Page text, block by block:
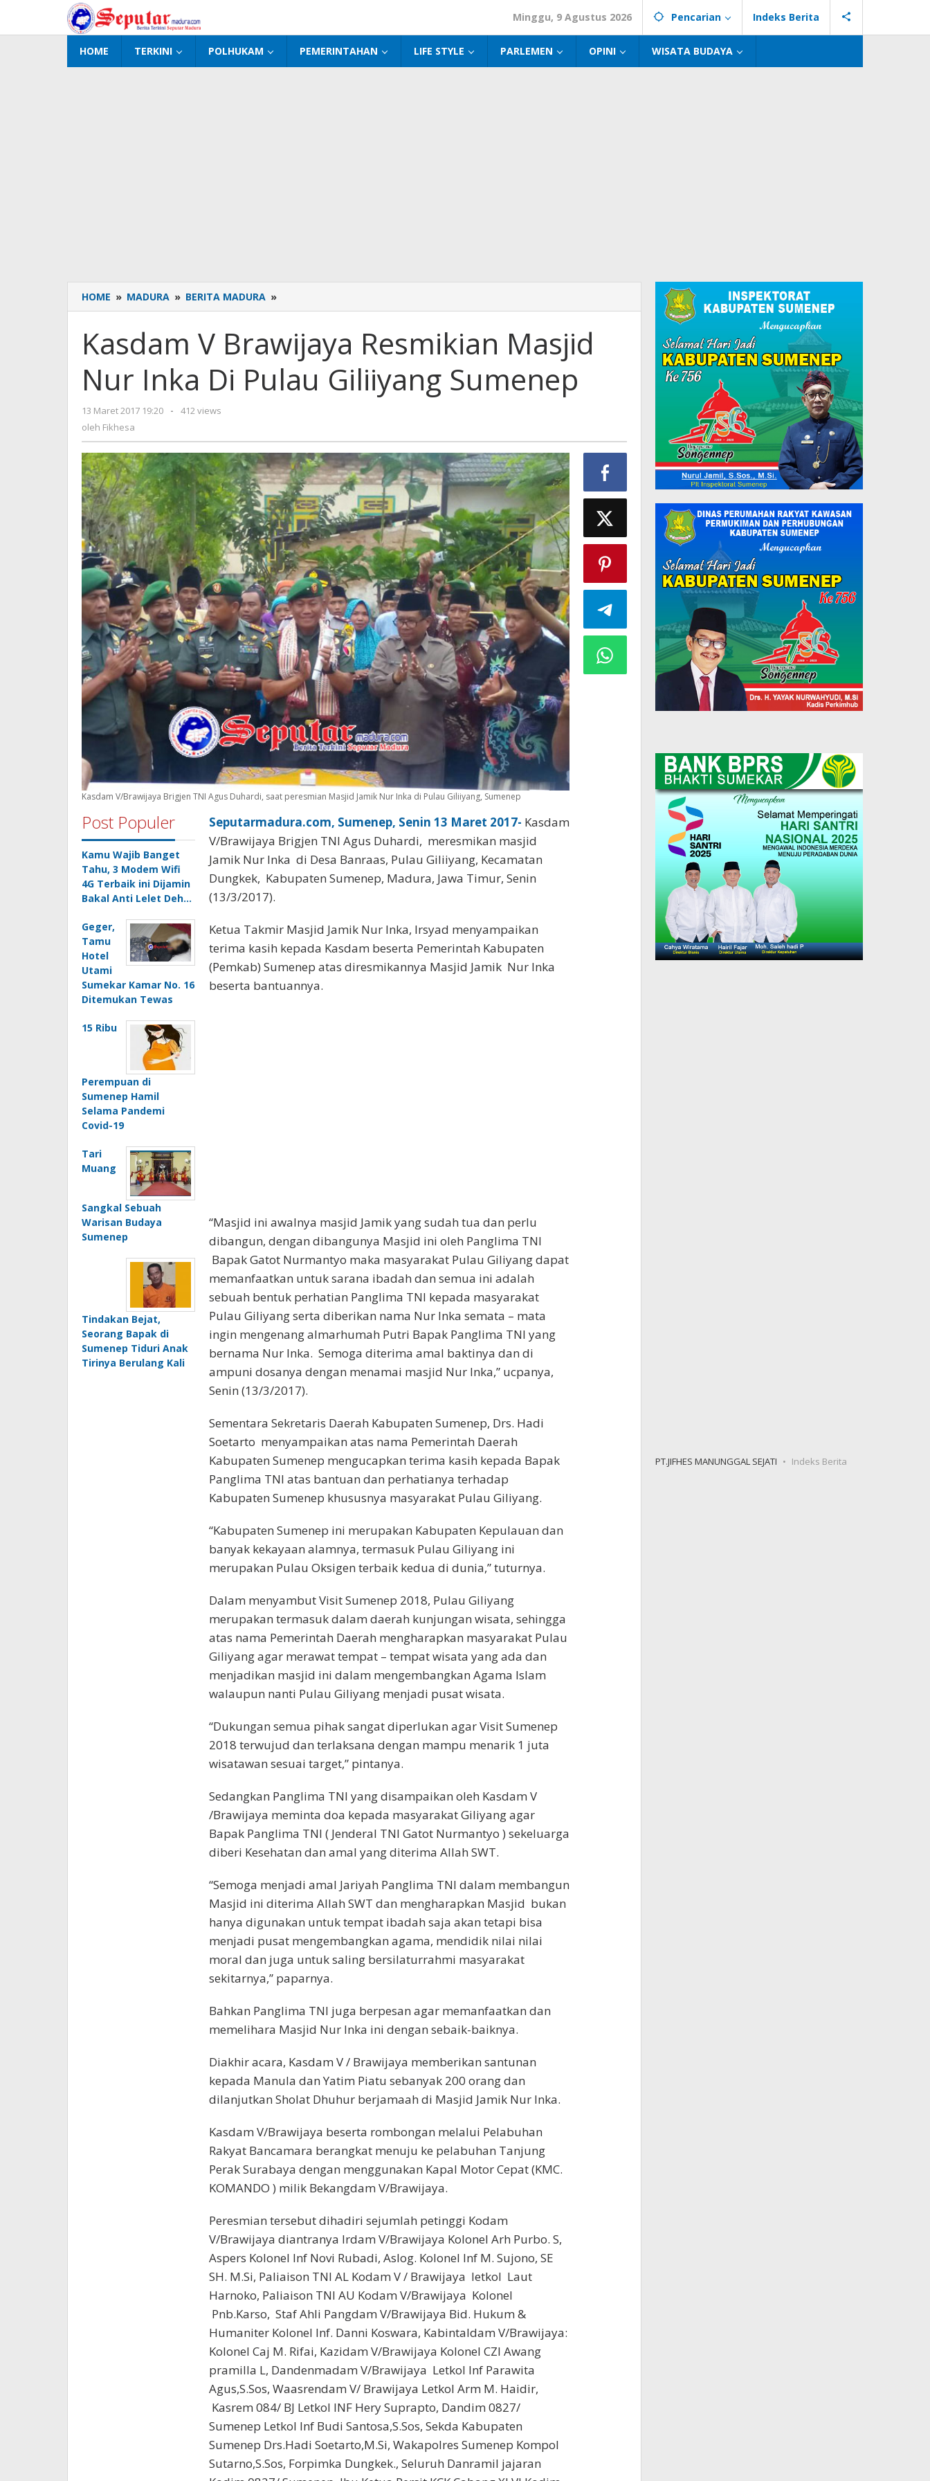
konten
Minggu, 9 Agustus 2026 Pencarian Indeks Berita
HOME TERKINI POLHUKAM PEMERINTAHAN LIFE STYLE PARLEMEN OPINI WISATA BUDAYA
HOME » MADURA » BERITA MADURA »
V
Resmikian
Masjid
Nur
Inka
Sumenep
Kasdam V Brawijaya Resmikian Masjid
Nur Inka Di Pulau Giliiyang Sumenep
13 Maret 2017 19:20
oleh
-
412 views
oleh Fikhesa
Kasdam V/Brawijaya Brigjen TNI Agus Duhardi, saat peresmian Masjid Jamik Nur Inka di Pulau Giliiyang, Sumenep
Post Populer
Kamu Wajib Banget
Tahu, 3 Modem Wifi
4G Terbaik ini Dijamin
Bakal Anti Lelet Deh…
Geger,
Tamu
Hotel
Utami
Sumekar Kamar No. 16
Ditemukan Tewas
15 Ribu
Perempuan di
Sumenep Hamil
Selama Pandemi
Covid-19
Tari
Muang
Sangkal Sebuah
Warisan Budaya
Sumenep
Tindakan Bejat,
Seorang Bapak di
Sumenep Tiduri Anak
Tirinya Berulang Kali
Seputarmadura.com, Sumenep, Senin 13 Maret 2017- Kasdam
V/Brawijaya Brigjen TNI Agus Duhardi, meresmikan masjid
Jamik Nur Inka di Desa Banraas, Pulau Giliiyang, Kecamatan
Dungkek, Kabupaten Sumenep, Madura, Jawa Timur, Senin
(13/3/2017).
‎Ketua Takmir Masjid Jamik Nur Inka, Irsyad menyampaikan
terima kasih kepada Kasdam beserta Pemerintah Kabupaten
(Pemkab) Sumenep atas diresmikannya Masjid Jamik Nur Inka
beserta bantuannya.
“Masjid ini awalnya masjid Jamik yang sudah tua dan perlu
dibangun, dengan dibangunya Masjid ini oleh Panglima TNI
Bapak Gatot Nurmantyo maka masyarakat Pulau Giliyang dapat
memanfaatkan untuk sarana ibadah dan semua ini adalah
sebuah bentuk perhatian Panglima TNI kepada masyarakat
Pulau Giliyang serta diberikan nama Nur Inka semata – mata
ingin mengenang almarhumah Putri Bapak Panglima TNI yang
bernama Nur Inka. Semoga diterima amal baktinya dan di
ampuni dosanya dengan menamai masjid Nur Inka,” ucpanya,
Senin (13/3/2017).
‎Sementara Sekretaris Daerah Kabupaten Sumenep, Drs. Hadi
Soetarto menyampaikan a‎tas nama Pemerintah Daerah
Kabupaten Sumenep mengucapkan terima kasih kepada Bapak
Panglima TNI atas bantuan dan perhatianya terhadap
Kabupaten Sumenep khususnya masyarakat Pulau Giliyang.
“‎Kabupaten Sumenep ini merupakan Kabupaten Kepulauan dan
banyak kekayaan alamnya, termasuk Pulau Giliyang ini
merupakan Pulau Oksigen terbaik kedua di dunia,” tuturnya.
‎Dalam menyambut Visit Sumenep 2018, Pulau Giliyang
merupakan termasuk dalam daerah kunjungan wisata, sehingga
atas nama Pemerintah Daerah m‎engharapkan masyarakat Pulau
Giliyang agar merawat tempat – tempat wisata yang ada dan
menjadikan masjid ini dalam mengembangkan Agama Islam
walaupun nanti Pulau Giliyang menjadi pusat wisata.
“Dukungan semua pihak sangat diperlukan agar Visit Sumenep
2018 terwujud dan terlaksana dengan mampu menarik 1 juta
wisatawan sesuai target,” pintanya.
Sedangkan Panglima TNI yang disampaikan oleh Kasdam V
/Brawijaya ‎meminta doa kepada masyarakat Giliyang agar
Bapak Panglima TNI ( Jenderal TNI Gatot Nurmantyo ) sekeluarga
diberi Kesehatan dan amal yang diterima Allah SWT.
“S‎emoga menjadi amal Jariyah Panglima TNI dalam membangun
Masjid ini diterima Allah SWT dan mengharapkan ‎Masjid bukan
hanya digunakan untuk tempat ibadah saja akan tetapi bisa
menjadi pusat mengembangkan agama, mendidik nilai nilai
moral dan juga untuk saling bersilaturrahmi masyarakat
sekitarnya,” paparnya.
Bahkan Panglima TNI juga berpesan agar memanfaatkan dan
memelihara Masjid Nur Inka ini dengan sebaik-baiknya.
Diakhir acara, Kasdam V / Brawijaya memberikan santunan
kepada Manula dan Yatim Piatu sebanyak 200 orang dan
dilanjutkan Sholat Dhuhur berjamaah di Masjid Jamik Nur Inka.
Kasdam V/Brawijaya beserta rombongan melalui Pelabuhan
Rakyat Bancamara berangkat menuju ke pelabuhan Tanjung
Perak Surabaya dengan menggunakan Kapal Motor Cepat (KMC.
KOMANDO ) milik Bekangdam V/Brawijaya.
Peresmian tersebut dihadiri sejumlah petinggi Kodam
V/Brawijaya diantranya Irdam V/Brawijaya Kolonel Arh Purbo. S,
Aspers Kolonel Inf Novi Rubadi, Aslog. Kolonel Inf M. Sujono, SE
SH. M.Si, Paliaison TNI AL Kodam V / Brawijaya letkol Laut
Harnoko, ‎Paliaison TNI AU Kodam V/Brawijaya Kolonel
Pnb.Karso, ‎ Staf Ahli Pangdam V/Brawijaya Bid. Hukum &
Humaniter Kolonel Inf. Danni Koswara, ‎Kabintaldam V/Brawijaya:
Kolonel Caj M. Rifai, ‎Kazidam V/Brawijaya Kolonel CZI Awang
pramilla L, ‎Dandenmadam V/Brawijaya Letkol Inf Parawita
Agus,S.Sos, ‎Waasrendam V/ Brawijaya Letkol Arm M. Haidir,
‎Kasrem 084/ BJ Letkol INF Hery Suprapto, ‎Dandim 0827/
Sumenep Letkol Inf Budi Santosa,S.Sos, ‎Sekda Kabupaten
Sumenep Drs.Hadi Soetarto,M.Si, ‎Wakapolres Sumenep Kompol
Sutarno,S.Sos, ‎Forpimka Dungkek., ‎Seluruh Danramil jajaran
PT.JIFHES MANUNGGAL SEJATI Indeks Berita